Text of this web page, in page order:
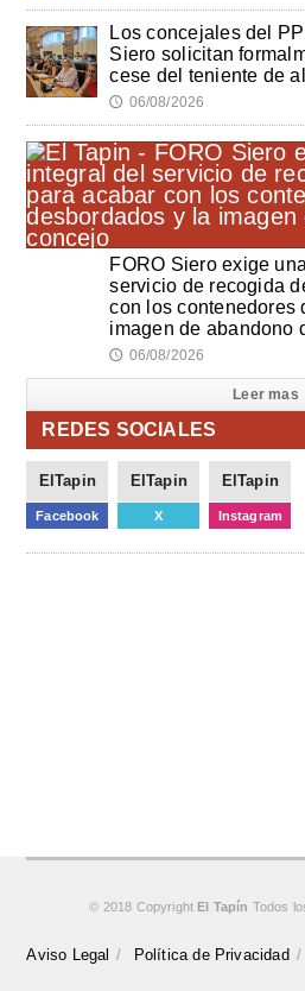
Los concejales del
Siero solicitan
cese del teniente de
🕔 06/08/2026
FORO Siero exige
servicio de recogida
con los contenedores
imagen de abandono
🕔 06/08/2026
Leer mas
REDES SOCIALES
ElTapin
Facebook
ElTapin
X
ElTapin
Instagram
© 2018 Copyright El Tapín Todos
Aviso Legal Política de Privacidad